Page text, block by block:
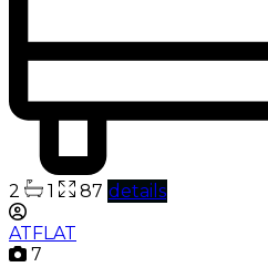
2 1 87 details
ATFLAT
7